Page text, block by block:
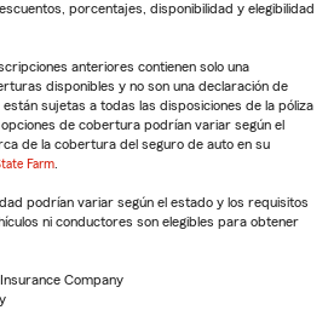
porcentajes, disponibilidad y elegibilidad
anteriores contienen solo una
disponibles y no son una declaración de
sujetas a todas las disposiciones de la póliza
de cobertura podrían variar según el
de la cobertura del seguro de auto en su
Farm
podrían variar según el estado y los requisitos
ni conductores son elegibles para obtener
Company